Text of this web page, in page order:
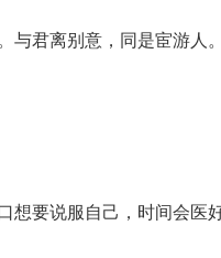
君离别意，同是宦游人。
想要说服自己，时间会医